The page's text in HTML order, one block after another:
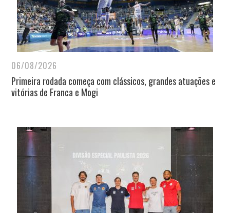
06/08/2026
Primeira rodada começa com clássicos, grandes atuações e
vitórias de Franca e Mogi